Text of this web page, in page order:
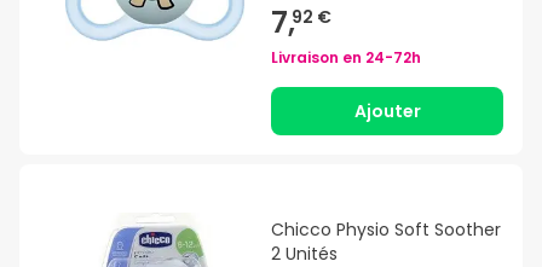
7,92 €
Livraison en 24-72h
Ajouter
Chicco Physio Soft Soother
2 Unités